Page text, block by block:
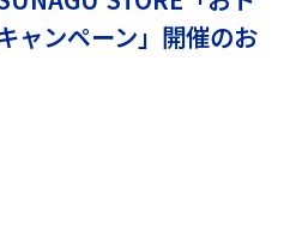
ャンペーン」開催のお